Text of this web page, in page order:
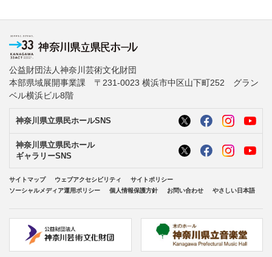
公益財団法人神奈川芸術文化財団
本部県域展開事業課 〒231-0023 横浜市中区山下町252 グラン
ベル横浜ビル8階
神奈川県立県民ホールSNS
神奈川県立県民ホール
ギャラリーSNS
サイトマップ ウェブアクセシビリティ
サイトポリシー
ソーシャルメディア運用ポリシー
個人情報保護方針 お問い合わせ やさしい日本語